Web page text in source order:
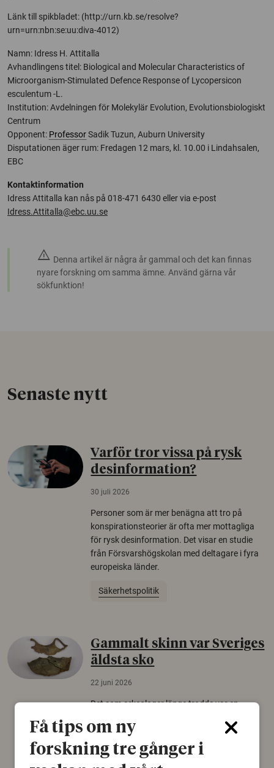
Länk till spikbladet: (http://urn.kb.se/resolve?
urn=urn:nbn:se:uu:diva-4012)
Namn: Idress H. Attitalla
Avhandlingens titel: Biological and Molecular Characteristics of
Microorganism-Stimulated Defence Response of Lycopersicon
esculentum -L.
Institution: Avdelningen för Molekylär Evolution, Evolutionsbiologiskt
Centrum
Opponent: ProfessorSadik Tuzun, Auburn University
Disputationen äger rum: Fredagen 12 mars, kl. 10.00 i Lindahsalen,
EBC
Kontaktinformation
Idress Attitalla kan nås på 018-471 6430 eller via e-post
Idress.Attitalla@ebc.uu.se
warning Denna artikel är några år gammal och det kan finnas
nyare forskning om samma ämne. Använd gärna vår
sökfunktion!
Senaste nytt
Varför tror vissa på rysk
desinformation?
30 juli 2026
Personer som är mer benägna att tro på
konspirationsteorier är ofta mer mottagliga
för rysk desinformation. Det visar en studie
från Försvarshögskolan med deltagare i fyra
europeiska länder.
Säkerhetspolitik
Gammalt skinn var Sveriges
äldsta sko
22 juni 2026
Det som arkeologer länge trodde var en
gammal sko. Fyndet bär spår av romerskt
skomode och beskrivs som mycket ovanligt i
Norden.
Få tips om ny
forskning tre gånger i